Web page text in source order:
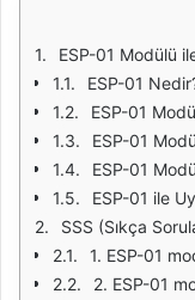
ESP-01 Modülü
ESP-01
ESP-01
ESP-01
ESP-01
ESP-01 ile
SSS (Sıkça
1. ESP-01
2. ESP-01